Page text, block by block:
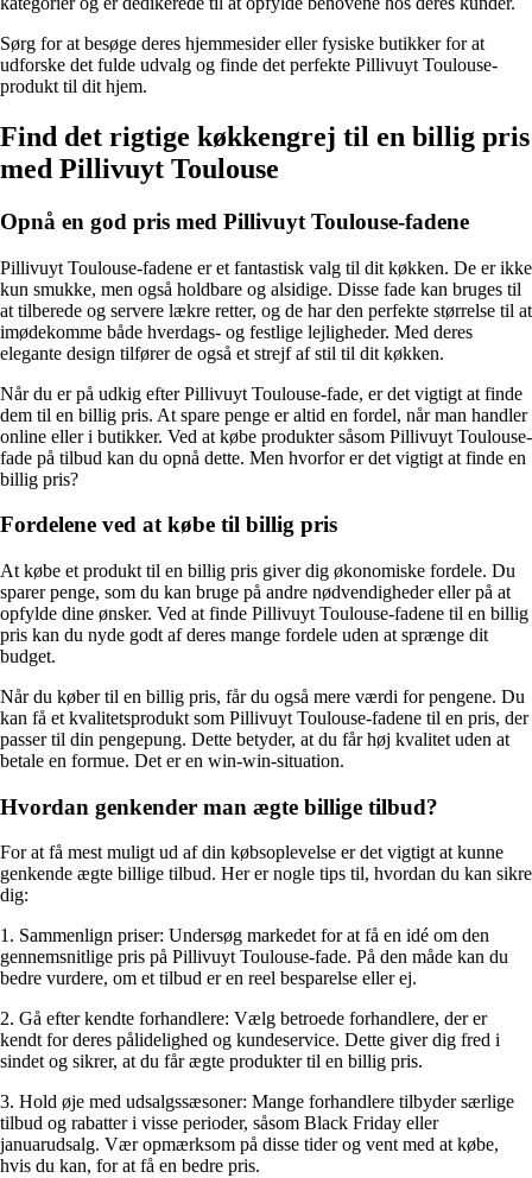
Sørg for at besøge deres hjemmesider eller fysiske butikker for at
udforske det fulde udvalg og finde det perfekte Pillivuyt Toulouse-
produkt til dit hjem.
Find det rigtige køkkengrej til en billig pris
med Pillivuyt Toulouse
Opnå en god pris med Pillivuyt Toulouse-fadene
Pillivuyt Toulouse-fadene er et fantastisk valg til dit køkken. De er ikke
kun smukke, men også holdbare og alsidige. Disse fade kan bruges til
at tilberede og servere lækre retter, og de har den perfekte størrelse til at
imødekomme både hverdags- og festlige lejligheder. Med deres
elegante design tilfører de også et strejf af stil til dit køkken.
Når du er på udkig efter Pillivuyt Toulouse-fade, er det vigtigt at finde
dem til en billig pris. At spare penge er altid en fordel, når man handler
online eller i butikker. Ved at købe produkter såsom Pillivuyt Toulouse-
fade på tilbud kan du opnå dette. Men hvorfor er det vigtigt at finde en
billig pris?
Fordelene ved at købe til billig pris
At købe et produkt til en billig pris giver dig økonomiske fordele. Du
sparer penge, som du kan bruge på andre nødvendigheder eller på at
opfylde dine ønsker. Ved at finde Pillivuyt Toulouse-fadene til en billig
pris kan du nyde godt af deres mange fordele uden at sprænge dit
budget.
Når du køber til en billig pris, får du også mere værdi for pengene. Du
kan få et kvalitetsprodukt som Pillivuyt Toulouse-fadene til en pris, der
passer til din pengepung. Dette betyder, at du får høj kvalitet uden at
betale en formue. Det er en win-win-situation.
Hvordan genkender man ægte billige tilbud?
For at få mest muligt ud af din købsoplevelse er det vigtigt at kunne
genkende ægte billige tilbud. Her er nogle tips til, hvordan du kan sikre
dig:
1. Sammenlign priser: Undersøg markedet for at få en idé om den
gennemsnitlige pris på Pillivuyt Toulouse-fade. På den måde kan du
bedre vurdere, om et tilbud er en reel besparelse eller ej.
2. Gå efter kendte forhandlere: Vælg betroede forhandlere, der er
kendt for deres pålidelighed og kundeservice. Dette giver dig fred i
sindet og sikrer, at du får ægte produkter til en billig pris.
3. Hold øje med udsalgssæsoner: Mange forhandlere tilbyder særlige
tilbud og rabatter i visse perioder, såsom Black Friday eller
januarudsalg. Vær opmærksom på disse tider og vent med at købe,
hvis du kan, for at få en bedre pris.